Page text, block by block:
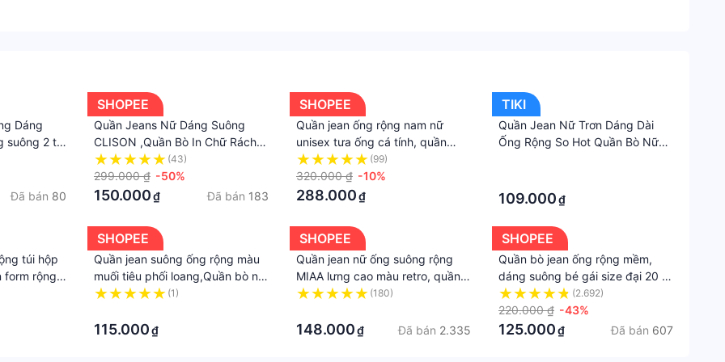
nhé!
vừa (hỗ trợ đổi size trong vòng 7 ngày)
cao hơn nếu khách có nhu cầu đổi mẫu khác.
khi mở sản phẩm các Chị vui lòng quay lại video quá trình mở sản phẩm để được đảm bảo 100% đổi lại
Shop để hưởng thêm nhiều ưu đãi hơn nhé.
hành. Bên cạnh đó, tuỳ vào loại sản phẩm, hình thức và địa chỉ giao hàng mà có thể phát sinh thêm chi
thuế nhập khẩu (đối với đơn hàng giao từ nước ngoài có giá trị trên 1 triệu đồng).....
Dáng
suông 2 túi
Cách
Đã bán 80
SHOPEE
Quần Jeans Nữ Dáng Suông
CLISON ,Quần Bò In Chữ Rách
Kiểu Thời trang quần jean ống
rộng Ulzzang Q152
(43)
299.000 ₫ -50%
150.000₫ Đã bán 183
SHOPEE
Quần jean ống rộng nam nữ
unisex tưa ống cá tính, quần
jean nam ống rộng trùm chân
chất bò co giãn loại đẹp T282
(99)
320.000 ₫ -10%
288.000₫
TIKI
Quần Jean Nữ Trơn Dáng Dài
Ống Rộng So Hot Quần Bò Nữ
109.000₫
túi hộp
form rộng
SHOPEE
Quần jean suông ống rộng màu
muối tiêu phối loang,Quần bò nữ
cạp cao dáng đứng
(1)
115.000₫
SHOPEE
Quần jean nữ ống suông rộng
MIAA lưng cao màu retro, quần
bò ống suông demin phong cách
(180)
148.000₫ Đã bán 2.335
SHOPEE
Quần bò jean ống rộng mềm,
dáng suông bé gái size đại 20 -
50kg Bongkids_87
(2.692)
220.000 ₫ -43%
125.000₫ Đã bán 607